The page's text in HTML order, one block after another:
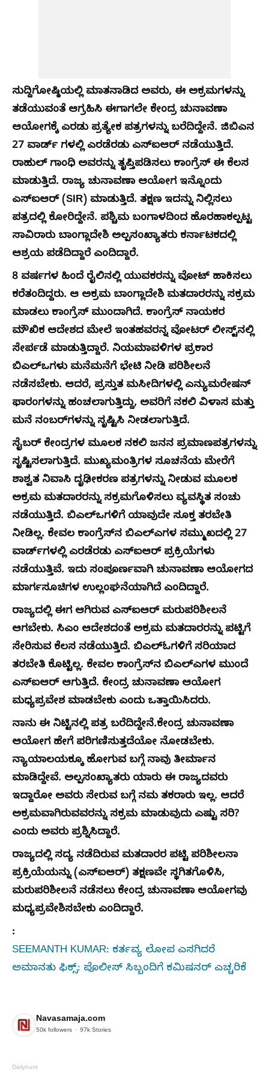
ಸುದ್ದಿಗೋಷ್ಠಿಯಲ್ಲಿ ಮಾತನಾಡಿದ ಅವರು, ಈ ಅಕ್ರಮಗಳನ್ನು
ತಡೆಯುವಂತೆ ಆಗ್ರಹಿಸಿ ಈಗಾಗಲೇ ಕೇಂದ್ರ ಚುನಾವಣಾ
ಆಯೋಗಕ್ಕೆ ಎರಡು ಪ್ರತ್ಯೇಕ ಪತ್ರಗಳನ್ನು ಬರೆದಿದ್ದೇನೆ. ಜಿಬಿಎನ
27 ವಾರ್ಡ್‌ ಗಳಲ್ಲಿ ಎರಡೆರಡು ಎಸ್‌‍ಐಆರ್‌ ನಡೆಯುತ್ತಿದೆ.
ರಾಹುಲ್‌ ಗಾಂಧಿ ಅವರನ್ನು ತೃಪ್ತಿಪಡಿಸಲು ಕಾಂಗ್ರೆಸ್‌‍ ಈ ಕೆಲಸ
ಮಾಡುತ್ತಿದೆ. ರಾಜ್ಯ ಚುನಾವಣಾ ಆಯೋಗ ಇನ್ನೊಂದು
ಎಸ್‌‍ಐಆರ್‌ (SIR) ಮಾಡುತ್ತಿದೆ. ತಕ್ಷಣ ಇದನ್ನು ನಿಲ್ಲಿಸಲು
ಪತ್ರದಲ್ಲಿ ಕೋರಿದ್ದೇನೆ. ಪಶ್ಚಿಮ ಬಂಗಾಳದಿಂದ ಹೊರಹಾಕಲ್ಪಟ್ಟ
ಸಾವಿರಾರು ಬಾಂಗ್ಲಾದೇಶಿ ಅಲ್ಪಸಂಖ್ಯಾತರು ಕರ್ನಾಟಕದಲ್ಲಿ
ಆಶ್ರಯ ಪಡೆದಿದ್ದಾರೆ ಎಂದಿದ್ದಾರೆ.
8 ವರ್ಷಗಳ ಹಿಂದೆ ರೈಲಿನಲ್ಲಿ ಯುವಕರನ್ನು ವೋಟ್‌ ಹಾಕಿಸಲು
ಕರೆತಂದಿದ್ದರು. ಆ ಅಕ್ರಮ ಬಾಂಗ್ಲಾದೇಶಿ ಮತದಾರರನ್ನು ಸಕ್ರಮ
ಮಾಡಲು ಕಾಂಗ್ರೆಸ್‌‍ ಮುಂದಾಗಿದೆ. ಕಾಂಗ್ರೆಸ್‌‍ ನಾಯಕರ
ಮೌಖಿಕ ಆದೇಶದ ಮೇಲೆ ಇಂತಹವರನ್ನ ವೋಟರ್‌ ಲೀಸ್ಟ್‌ನಲ್ಲಿ
ಸೇರ್ಪಡೆ ಮಾಡುತ್ತಿದ್ದಾರೆ. ನಿಯಮಾವಳಿಗಳ ಪ್ರಕಾರ
ಬಿಎಲ್‌ಒಗಳು ಮನೆಮನೆಗೆ ಭೇಟಿ ನೀಡಿ ಪರಿಶೀಲನೆ
ನಡೆಸಬೇಕು. ಆದರೆ, ಪ್ರಸ್ತುತ ಮಸೀದಿಗಳಲ್ಲಿ ಎನ್ಯುಮರೇಷನ್
ಫಾರಂಗಳನ್ನು ಹಂಚಲಾಗುತ್ತಿದ್ದು, ಅವರಿಗೆ ನಕಲಿ ವಿಳಾಸ ಮತ್ತು
ಮನೆ ನಂಬರ್‌ಗಳನ್ನು ಸೃಷ್ಟಿಸಿ ನೀಡಲಾಗುತ್ತಿದೆ.
ಸೈಬರ್ ಕೇಂದ್ರಗಳ ಮೂಲಕ ನಕಲಿ ಜನನ ಪ್ರಮಾಣಪತ್ರಗಳನ್ನು
ಸೃಷ್ಟಿಸಲಾಗುತ್ತಿದೆ. ಮುಖ್ಯಮಂತ್ರಿಗಳ ಸೂಚನೆಯ ಮೇರೆಗೆ
ಶಾಶ್ವತ ನಿವಾಸಿ ದೃಢೀಕರಣ ಪತ್ರಗಳನ್ನು ನೀಡುವ ಮೂಲಕ
ಅಕ್ರಮ ಮತದಾರರನ್ನು ಸಕ್ರಮಗೊಳಿಸಲು ವ್ಯವಸ್ಥಿತ ಸಂಚು
ನಡೆಯುತ್ತಿದೆ. ಬಿಎಲ್‌ಒಗಳಿಗೆ ಯಾವುದೇ ಸೂಕ್ತ ತರಬೇತಿ
ನೀಡಿಲ್ಲ. ಕೇವಲ ಕಾಂಗ್ರೆಸ್‌ನ ಬಿಎಲ್‌ಎಗಳ ಸಮ್ಮುಖದಲ್ಲಿ 27
ವಾರ್ಡ್‌ಗಳಲ್ಲಿ ಎರಡೆರಡು ಎಸ್‌ಐಆರ್ ಪ್ರಕ್ರಿಯೆಗಳು
ನಡೆಯುತ್ತಿವೆ. ಇದು ಸಂಪೂರ್ಣವಾಗಿ ಚುನಾವಣಾ ಆಯೋಗದ
ಮಾರ್ಗಸೂಚಿಗಳ ಉಲ್ಲಂಘನೆಯಾಗಿದೆ ಎಂದಿದ್ದಾರೆ.
ರಾಜ್ಯದಲ್ಲಿ ಈಗ ಆಗಿರುವ ಎಸ್‌‍ಐಆರ್‌ ಮರುಪರಿಶೀಲನೆ
ಆಗಬೇಕು. ಸಿಎಂ ಆದೇಶದಂತೆ ಅಕ್ರಮ ಮತದಾರರನ್ನು ಪಟ್ಟಿಗೆ
ಸೇರಿಸುವ ಕೆಲಸ ನಡೆಯುತ್ತಿದೆ. ಬಿಎಲ್‌ಓಗಳಿಗೆ ಸರಿಯಾದ
ತರಬೇತಿ ಕೊಟ್ಟಿಲ್ಲ. ಕೇವಲ ಕಾಂಗ್ರೆಸ್‌‍ನ ಬಿಎಲ್‌ಎಗಳ ಮುಂದೆ
ಎಸ್‌‍ಐಆರ್‌ ಆಗುತ್ತಿದೆ. ಕೇಂದ್ರ ಚುನಾವಣಾ ಆಯೋಗ
ಮಧ್ಯಪ್ರವೇಶ ಮಾಡಬೇಕು ಎಂದು ಒತ್ತಾಯಿಸಿದರು.
ನಾನು ಈ ನಿಟ್ಟಿನಲ್ಲಿ ಪತ್ರ ಬರೆದಿದ್ದೇನೆ.ಕೇಂದ್ರ ಚುನಾವಣಾ
ಆಯೋಗ ಹೇಗೆ ಪರಿಗಣಿಸುತ್ತದೆಯೋ ನೋಡಬೇಕು.
ನ್ಯಾಯಾಲಯಕ್ಕೂ ಹೋಗುವ ಬಗ್ಗೆ ನಾವು ತೀರ್ಮಾನ
ಮಾಡಿದ್ದೇವೆ. ಅಲ್ಪಸಂಖ್ಯಾತರು ಯಾರು ಈ ರಾಜ್ಯದವರು
ಇದ್ದಾರೋ ಅವರು ಸೇರುವ ಬಗ್ಗೆ ನಮ ತಕರಾರು ಇಲ್ಲ. ಆದರೆ
ಅಕ್ರಮವಾಗಿರುವವರನ್ನು ಸಕ್ರಮ ಮಾಡುವುದು ಎಷ್ಟು ಸರಿ?
ಎಂದು ಅವರು ಪ್ರಶ್ನಿಸಿದ್ದಾರೆ.
ರಾಜ್ಯದಲ್ಲಿ ಸದ್ಯ ನಡೆದಿರುವ ಮತದಾರರ ಪಟ್ಟಿ ಪರಿಶೀಲನಾ
ಪ್ರಕ್ರಿಯೆಯನ್ನು (ಎಸ್‌ಐಆರ್) ತಕ್ಷಣವೇ ಸ್ಥಗಿತಗೊಳಿಸಿ,
ಮರುಪರಿಶೀಲನೆ ನಡೆಸಲು ಕೇಂದ್ರ ಚುನಾವಣಾ ಆಯೋಗವು
ಮಧ್ಯಪ್ರವೇಶಿಸಬೇಕು ಎಂದಿದ್ದಾರೆ.
:
SEEMANTH KUMAR: ಕರ್ತವ್ಯ ಲೋಪ ಎಸಗಿದರೆ
ಅಮಾನತು ಫಿಕ್ಸ್: ಪೊಲೀಸ್ ಸಿಬ್ಬಂದಿಗೆ ಕಮಿಷನರ್ ಎಚ್ಚರಿಕೆ
Navasamaja.com
50k followers 97k Stories
Dailyhunt